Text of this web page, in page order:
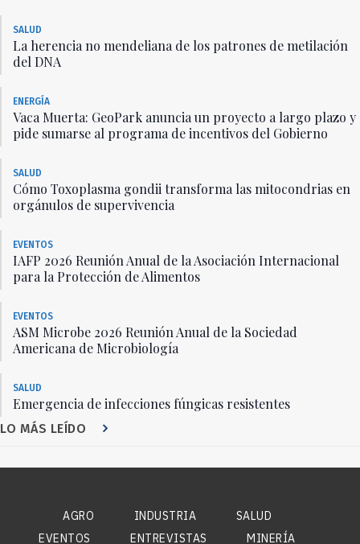
SALUD
La herencia no mendeliana de los patrones de metilación
del DNA
ENERGÍA
Vaca Muerta: GeoPark anuncia un proyecto a largo plazo y
pide sumarse al programa de incentivos del Gobierno
SALUD
Cómo Toxoplasma gondii transforma las mitocondrias en
orgánulos de supervivencia
EVENTOS
IAFP 2026 Reunión Anual de la Asociación Internacional
para la Protección de Alimentos
EVENTOS
ASM Microbe 2026 Reunión Anual de la Sociedad
Americana de Microbiología
SALUD
Emergencia de infecciones fúngicas resistentes
LO MÁS LEÍDO
AGRO INDUSTRIA
SALUD
EVENTOS
ENTREVISTAS MINERÍA